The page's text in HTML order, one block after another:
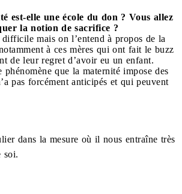
est-elle une école du don ? Vous allez
la notion de sacrifice ?
mais on l’entend à propos de la
à ces mères qui ont fait le buzz
de leur regret d’avoir eu un enfant.
phénomène que la maternité impose des
pas forcément anticipés et qui peuvent
dans la mesure où il nous entraîne très
soi.